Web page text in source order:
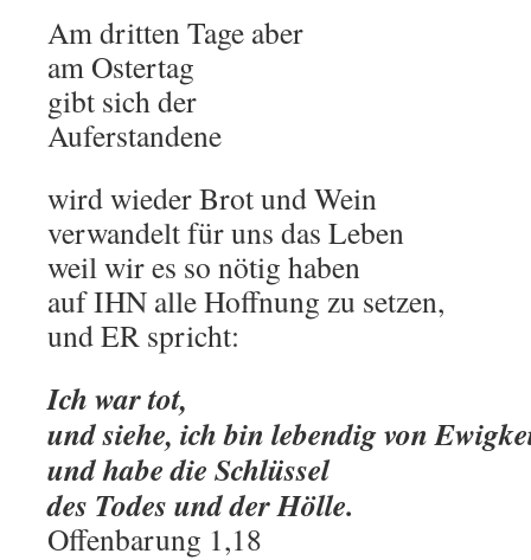
Am dritten Tage aber
am Ostertag
gibt sich der
Auferstandene
wird wieder Brot und Wein
verwandelt für uns das Leben
weil wir es so nötig haben
auf IHN alle Hoffnung zu setzen,
und ER spricht:
Ich war tot,
und siehe, ich bin lebendig von
und habe die Schlüssel
des Todes und der Hölle.
Offenbarung 1,18